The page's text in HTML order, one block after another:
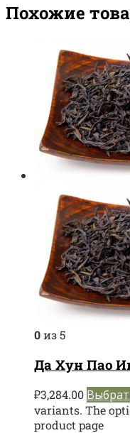
Похожие
0из 5
Да Хун Пао
₽3,284.00
variants. The
product page